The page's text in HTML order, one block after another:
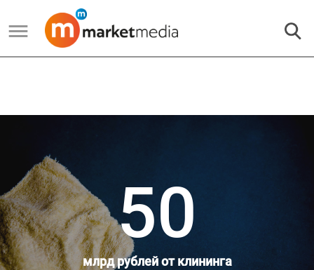
50
млрд рублей от клининга